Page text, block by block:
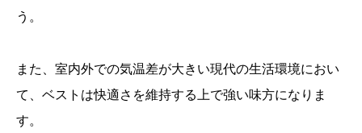
う。
また、室内外での気温差が大きい現代の生活環境におい
て、ベストは快適さを維持する上で強い味方になりま
す。